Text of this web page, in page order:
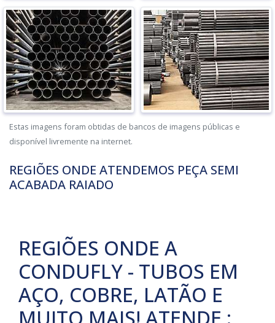
Estas imagens foram obtidas de bancos de imagens públicas e
disponível livremente na internet.
REGIÕES ONDE ATENDEMOS PEÇA SEMI
ACABADA RAIADO
REGIÕES ONDE A
CONDUFLY - TUBOS EM
AÇO, COBRE, LATÃO E